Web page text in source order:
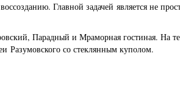
Главной задачей является не
Парадный и Мраморная гостиная. На
Разумовского со стеклянным куполом.